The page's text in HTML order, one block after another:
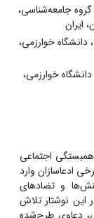
جامعه‌شناسی،
ایران
دانشگاه خوارزمی،
خوارزمی،
همبستگی اجتماعی
ادعاسازان وارد
و تضادهای
این نوشتار تلاش